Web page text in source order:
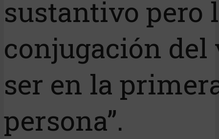
sustantivo pero
conjugación del
ser en la
persona”.